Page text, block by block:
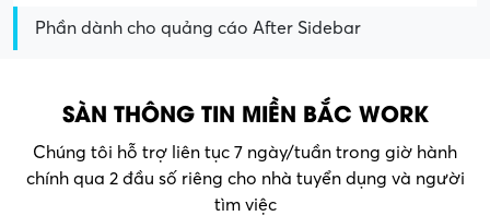
Phần dành cho quảng cáo After Sidebar
SÀN THÔNG TIN MIỀN BẮC WORK
Chúng tôi hỗ trợ liên tục 7 ngày/tuần trong giờ hành
chính qua 2 đầu số riêng cho nhà tuyển dụng và người
tìm việc